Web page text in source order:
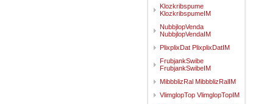
Klozkribspume
KlozkribspumeIM
NubbjlopVenda
NubbjlopVendaIM
PlixplixDat PlixplixDatIM
FrubjankSwibe
FrubjankSwibeIM
MibbblizRal MibbblizRalIM
VlimglopTop VlimglopTopIM